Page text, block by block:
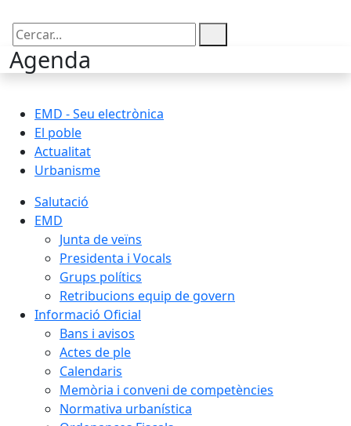
Cercar:
Agenda
EMD - Seu electrònica
El poble
Actualitat
Urbanisme
Salutació
EMD
Junta de veïns
Presidenta i Vocals
Grups polítics
Retribucions equip de govern
Informació Oficial
Bans i avisos
Actes de ple
Calendaris
Memòria i conveni de competències
Normativa urbanística